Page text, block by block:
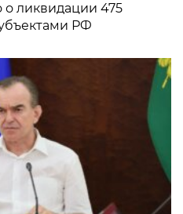
ликвидации 475
РФ